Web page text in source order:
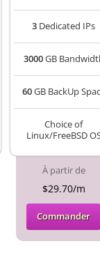
3 Dedicated IPs
3000GB
60GB BackUp
Choice of
Linux/FreeBSD
À partir de
$29.70/m
Commander